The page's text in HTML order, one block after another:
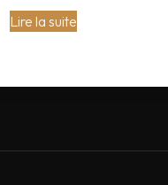
Lire la suite